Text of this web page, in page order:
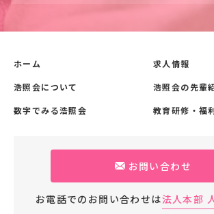
ホーム
求人情報
浩照会について
浩照会の先輩
数字でみる浩照会
教育研修・福
お問い合わせ
お電話でのお問い合わせは法人本部